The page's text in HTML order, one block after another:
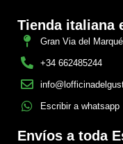
Tienda italiana
Gran Via del
+34 662485244
Escribir a whatsapp
Envíos a toda